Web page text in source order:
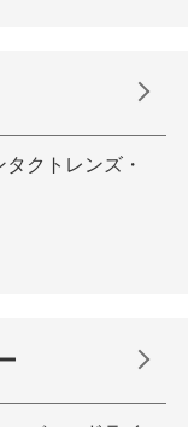
クトレンズ・